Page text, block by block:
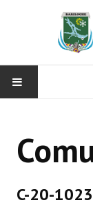
CONCEJO
C-20-1023